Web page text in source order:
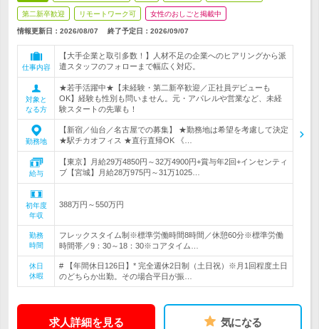
第二新卒歓迎 リモートワーク可 女性のおしごと掲載中
情報更新日：2026/08/07 終了予定日： 2026/09/07
仕事内容
【大手企業と取引多数！】人材不足の企業へのヒアリングから派
遣スタッフのフォローまで幅広く対応。
対象と
なる方
★若手活躍中★【未経験・第二新卒歓迎／正社員デビューも
OK】経験も性別も問いません。元・アパレルや営業など、未経
験スタートの先輩も！
勤務地
【新宿／仙台／名古屋での募集】 ★勤務地は希望を考慮して決定
★駅チカオフィス ★直行直帰OK 《…
給与
【東京】月給29万4850円～32万4900円+賞与年2回+インセンティ
ブ【宮城】月給28万975円～31万1025…
初年度
年収
388万円～550万円
勤務
時間
フレックスタイム制※標準労働時間8時間／休憩60分※標準労働
時間帯／9：30～18：30※コアタイム…
休日
休暇
# 【年間休日126日】* 完全週休2日制（土日祝）※月1回程度土日
のどちらか出勤。その場合平日が振…
求人詳細を見る 気になる